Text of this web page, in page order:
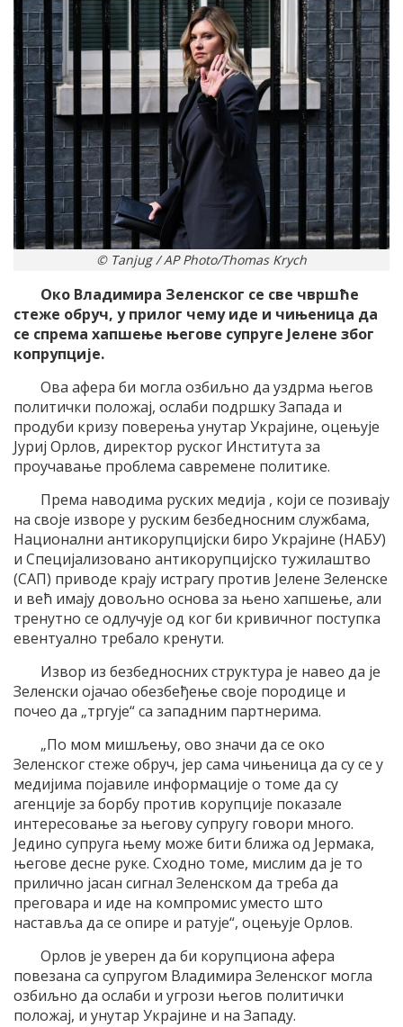
© Tanjug / AP Photo/Thomas Krych
Око Владимира Зеленског се све чвршће
стеже обруч, у прилог чему иде и чињеница да
се спрема хапшење његове супруге Јелене због
копрупције.
Oва афера би могла озбиљно да уздрма његов
политички положај, ослаби подршку Запада и
продуби кризу поверења унутар Украјине, оцењује
Јуриј Орлов, директор руског Института за
проучавање проблема савремене политике.
Према наводима руских медија , који се позивају
на своје изворе у руским безбедносним службама,
Национални антикорупцијски биро Украјине (НАБУ)
и Специјализовано антикорупцијско тужилаштво
(САП) приводе крају истрагу против Јелене Зеленске
и већ имају довољно основа за њено хапшење, али
тренутно се одлучује од ког би кривичног поступка
евентуално требало кренути.
Извор из безбедносних структура је навео да је
Зеленски ојачао обезбеђење своје породице и
почео да „тргује“ са западним партнерима.
„По мом мишљењу, ово значи да се око
Зеленског стеже обруч, јер сама чињеница да су се у
медијима појавиле информације о томе да су
агенције за борбу против корупције показале
интересовање за његову супругу говори много.
Једино супруга њему може бити ближа од Јермака,
његове десне руке. Сходно томе, мислим да је то
прилично јасан сигнал Зеленском да треба да
преговара и иде на компромис уместо што
наставља да се опире и ратује“, оцењује Орлов.
Орлов је уверен да би корупциона афера
повезана са супругом Владимира Зеленског могла
озбиљно да ослаби и угрози његов политички
положај, и унутар Украјине и на Западу.